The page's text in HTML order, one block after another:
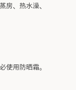
房、热水澡、
使用防晒霜。